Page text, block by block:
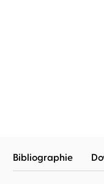
Bibliographie